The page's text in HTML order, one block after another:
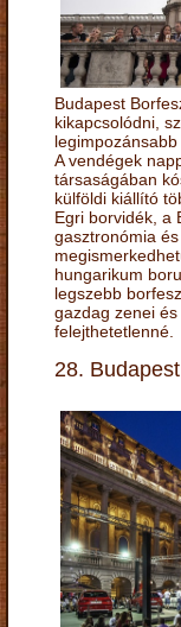
Budapest
kikapcsolódni,
A vendégek
társaságában
külföldi kiállító
Egri borvidék, a
gasztronómia
hungarikum
legszebb
gazdag zenei
felejthetetlenné.
28.